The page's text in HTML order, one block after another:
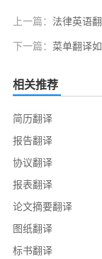
上一篇： 法律英语
下一篇： 菜单翻译
相关推荐
简历翻译
报告翻译
协议翻译
报表翻译
论文摘要翻译
图纸翻译
标书翻译